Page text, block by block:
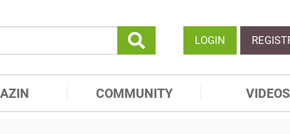
LOGIN
COMMUNITY VIDEOS